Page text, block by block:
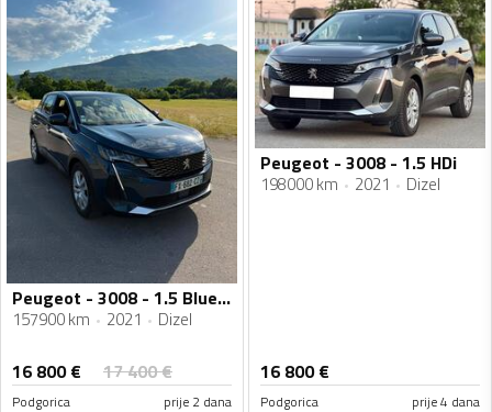
Peugeot - 3008 - 1.5 BlueHDI
157900 km 2021 Dizel
16 800€ 17 400€
Podgorica prije 2 dana
Peugeot - 3008 - 1.5 HDi
198000 km 2021 Dizel
16 800€
Podgorica prije 4 dana